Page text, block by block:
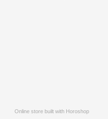
Online store built with Horoshop